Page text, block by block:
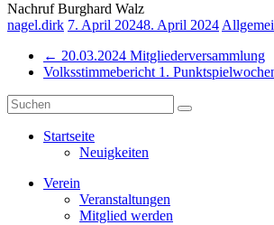
Nachruf Burghard Walz
nagel.dirk 7. April 20248. April 2024
← 20.03.2024 Mitgliederversammlung
Volksstimmebericht 1.
Startseite
Neuigkeiten
Verein
Veranstaltungen
Mitglied werden